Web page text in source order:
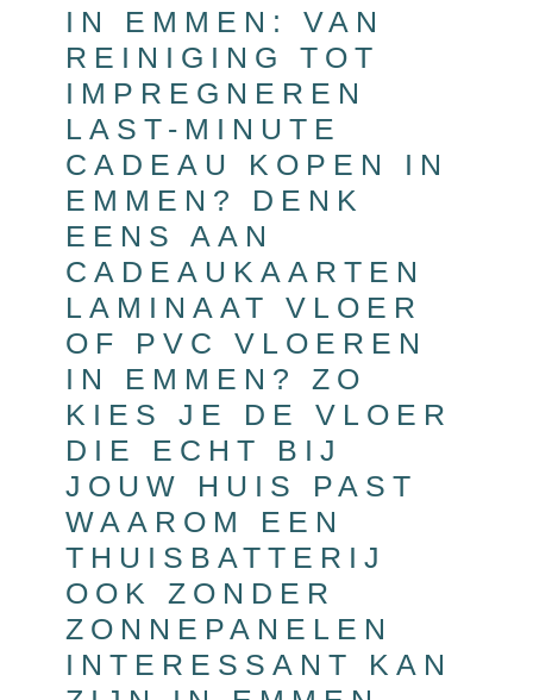
IN EMMEN: VAN
REINIGING TOT
IMPREGNEREN
LAST-MINUTE
CADEAU KOPEN IN
EMMEN? DENK
EENS AAN
CADEAUKAARTEN
LAMINAAT VLOER
OF PVC VLOEREN
IN EMMEN? ZO
KIES JE DE VLOER
DIE ECHT BIJ
JOUW HUIS PAST
WAAROM EEN
THUISBATTERIJ
OOK ZONDER
ZONNEPANELEN
INTERESSANT KAN